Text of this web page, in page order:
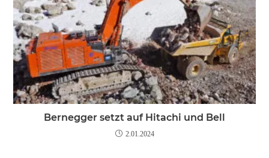
Bernegger setzt auf Hitachi und Bell
2.01.2024